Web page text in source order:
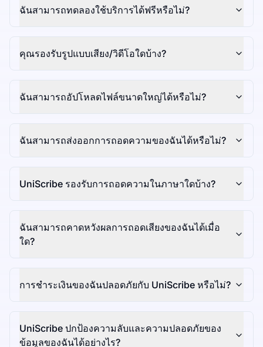
ฉันสามารถทดลองใช้บริการได้ฟรีหรือไม่?
คุณรองรับรูปแบบเสียง/วิดีโอใดบ้าง?
ฉันสามารถอัปโหลดไฟล์ขนาดใหญ่ได้หรือไม่?
ฉันสามารถส่งออกการถอดความของฉันได้หรือไม่?
UniScribe รองรับการถอดความในภาษาใดบ้าง?
ฉันสามารถคาดหวังผลการถอดเสียงของฉันได้เมื่อ
ใด?
การชำระเงินของฉันปลอดภัยกับ UniScribe หรือไม่?
UniScribe ปกป้องความลับและความปลอดภัยของ
ข้อมูลของฉันได้อย่างไร?